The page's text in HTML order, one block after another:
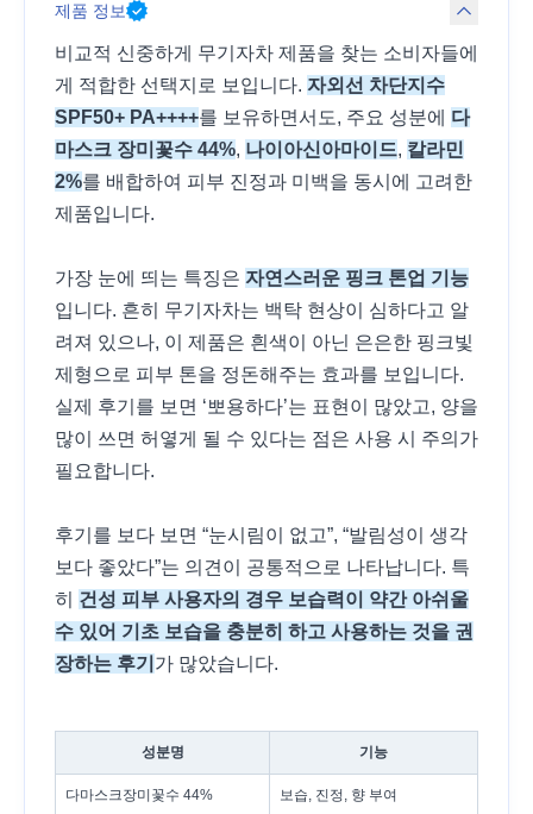
제품 정보
비교적 신중하게 무기자차 제품을 찾는 소비자들에
게 적합한 선택지로 보입니다. 자외선 차단지수
SPF50+ PA++++를 보유하면서도, 주요 성분에 다
마스크 장미꽃수 44%, 나이아신아마이드, 칼라민
2%를 배합하여 피부 진정과 미백을 동시에 고려한
제품입니다.
가장 눈에 띄는 특징은 자연스러운 핑크 톤업 기능
입니다. 흔히 무기자차는 백탁 현상이 심하다고 알
려져 있으나, 이 제품은 흰색이 아닌 은은한 핑크빛
제형으로 피부 톤을 정돈해주는 효과를 보입니다.
실제 후기를 보면 ‘뽀용하다’는 표현이 많았고, 양을
많이 쓰면 허옇게 될 수 있다는 점은 사용 시 주의가
필요합니다.
후기를 보다 보면 “눈시림이 없고”, “발림성이 생각
보다 좋았다”는 의견이 공통적으로 나타납니다. 특
히 건성 피부 사용자의 경우 보습력이 약간 아쉬울
수 있어 기초 보습을 충분히 하고 사용하는 것을 권
장하는 후기 가 많았습니다.
성분명 기능
다마스크장미꽃수 44% 보습, 진정, 향 부여